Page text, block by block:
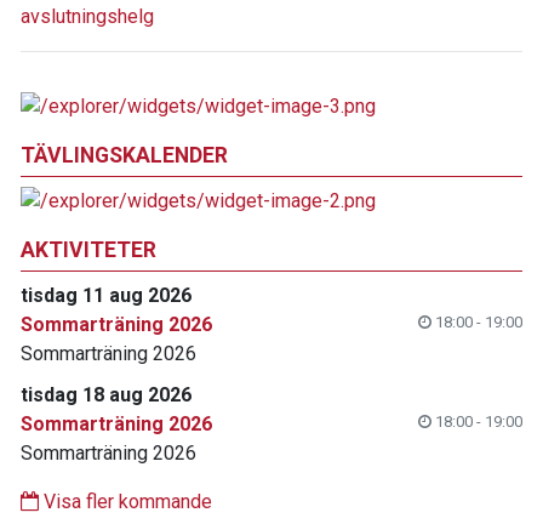
avslutningshelg
TÄVLINGSKALENDER
AKTIVITETER
tisdag 11 aug 2026
Sommarträning 2026
18:00 - 19:00
Sommarträning 2026
tisdag 18 aug 2026
Sommarträning 2026
18:00 - 19:00
Sommarträning 2026
Visa fler kommande